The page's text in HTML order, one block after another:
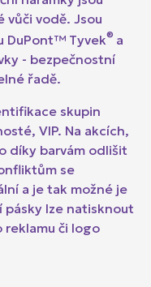
vůči vodě. Jsou
DuPont™ Tyvek® a
- bezpečnostní
řadě.
skupin
VIP. Na akcích,
díky barvám odlišit
se
a je tak možné je
lze natisknout
reklamu či logo